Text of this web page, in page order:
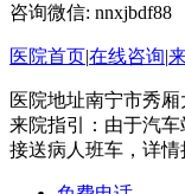
咨询微信: nnxjbdf88
医院首页|在线咨询|
医院地址南宁市秀厢
来院指引：由于汽
接送病人班车，详情